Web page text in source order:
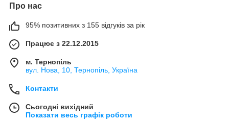
Про нас
95% позитивних з 155 відгуків за рік
Працює з 22.12.2015
м. Тернопіль
вул. Нова, 10, Тернопіль, Україна
Контакти
Сьогодні вихідний
Показати весь графік роботи